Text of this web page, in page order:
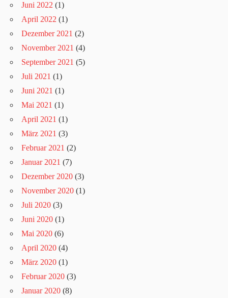
Juni 2022 (1)
April 2022 (1)
Dezember 2021 (2)
November 2021 (4)
September 2021 (5)
Juli 2021 (1)
Juni 2021 (1)
Mai 2021 (1)
April 2021 (1)
März 2021 (3)
Februar 2021 (2)
Januar 2021 (7)
Dezember 2020 (3)
November 2020 (1)
Juli 2020 (3)
Juni 2020 (1)
Mai 2020 (6)
April 2020 (4)
März 2020 (1)
Februar 2020 (3)
Januar 2020 (8)